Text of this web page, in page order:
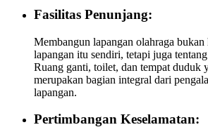
Fasilitas Penunjang:
Membangun lapangan olahraga bukan
lapangan itu sendiri, tetapi juga
Ruang ganti, toilet, dan tempat duduk
merupakan bagian integral dari
lapangan.
Pertimbangan Keselamatan: